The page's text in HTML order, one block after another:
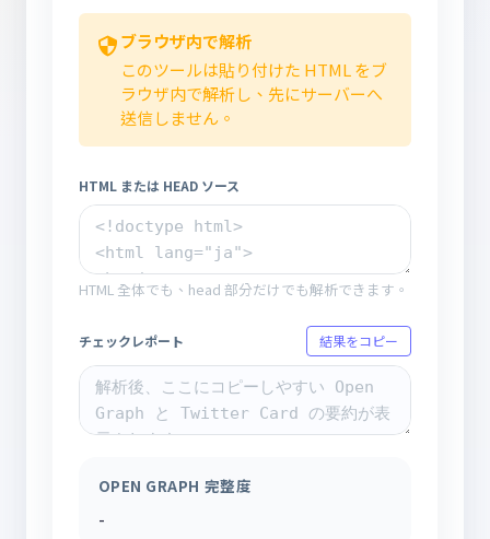
ブラウザ内で解析
このツールは貼り付けた HTML をブ
ラウザ内で解析し、先にサーバーへ
送信しません。
HTML または HEAD ソース
HTML 全体でも、head 部分だけでも解析できます。
チェックレポート 結果をコピー
OPEN GRAPH 完整度
-